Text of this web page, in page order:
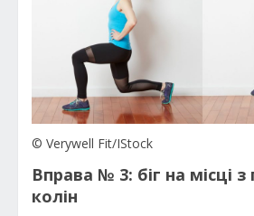
© Verywell Fit/IStock
Вправа № 3: біг на місці з
колін